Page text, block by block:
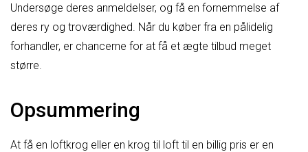
Undersøge deres anmeldelser, og få en fornemmelse af
deres ry og troværdighed. Når du køber fra en pålidelig
forhandler, er chancerne for at få et ægte tilbud meget
større.
Opsummering
At få en loftkrog eller en krog til loft til en billig pris er en